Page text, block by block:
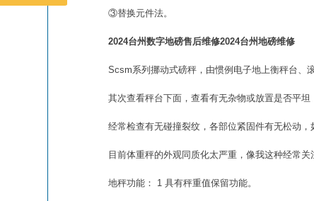
③替换元件法。
2024台州数字地磅售后维修2024台州地磅维修
Scsm系列挪动式磅秤，由惯例电子地上衡秤台、
其次查看秤台下面，查看有无杂物或放置是否平坦
经常检查有无碰撞裂纹，各部位紧固件有无松动，
目前体重秤的外观同质化太严重，像我这种经常关
地秤功能： 1 具有秤重值保留功能。